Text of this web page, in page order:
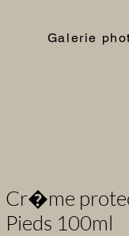
Galerie
Cr�me
Pieds 100ml